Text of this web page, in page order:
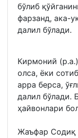
бўлиб
фарзанд, ака-
далил бўлади.
Кирмоний
олса, ёки
арра берса,
далил бўлади.
ҳайвонлари
Жаъфар Содиқ